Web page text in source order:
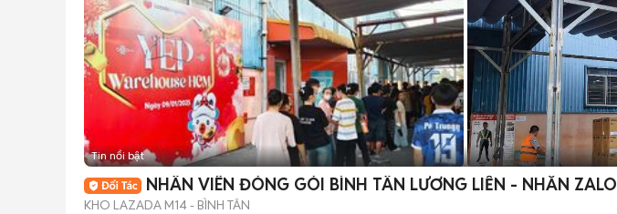
Tin nổi bật
NHÂN VIÊN ĐÓNG GÓI BÌNH TÂN LƯƠNG LIỀN - NHẮN ZALO
KHO LAZADA M14 - BÌNH TÂN